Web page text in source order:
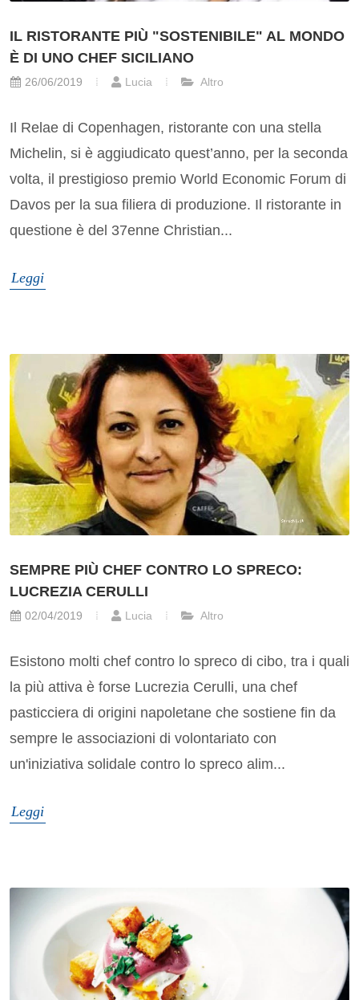
IL RISTORANTE PIÙ "SOSTENIBILE" AL MONDO
È DI UNO CHEF SICILIANO
26/06/2019 Lucia Altro
Il Relae di Copenhagen, ristorante con una stella
Michelin, si è aggiudicato quest’anno, per la seconda
volta, il prestigioso premio World Economic Forum di
Davos per la sua filiera di produzione. Il ristorante in
questione è del 37enne Christian...
Leggi
SEMPRE PIÙ CHEF CONTRO LO SPRECO:
LUCREZIA CERULLI
02/04/2019 Lucia Altro
Esistono molti chef contro lo spreco di cibo, tra i quali
la più attiva è forse Lucrezia Cerulli, una chef
pasticciera di origini napoletane che sostiene fin da
sempre le associazioni di volontariato con
un'iniziativa solidale contro lo spreco alim...
Leggi